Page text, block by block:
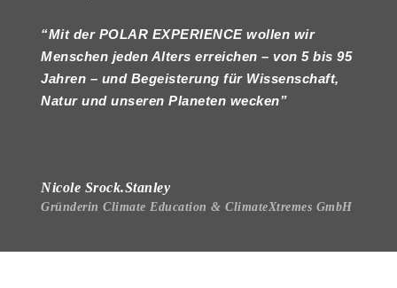
“Mit der POLAR EXPERIENCE wollen wir
Menschen jeden Alters erreichen – von 5 bis 95
Jahren – und Begeisterung für Wissenschaft,
Natur und unseren Planeten wecken”
Nicole Srock.Stanley
Gründerin Climate Education & ClimateXtremes GmbH